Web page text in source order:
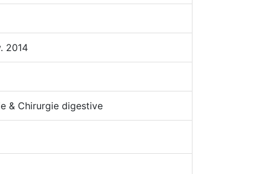
2014
& Chirurgie digestive